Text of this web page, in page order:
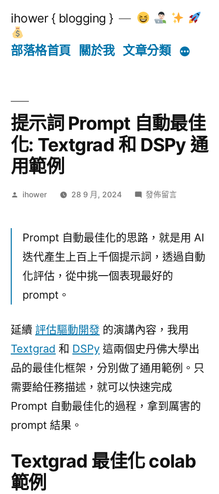
ihower { blogging }
部落格首頁 關於我 文章分類
提示詞 Prompt 自動最佳
化: Textgrad 和 DSPy 通
用範例
作
ihower 28 9 月, 2024
在
詞
自
動
Textgrad
和
通
用
範
例〉
發佈留言
Prompt 自動最佳化的思路，就是用 AI
迭代產生上百上千個提示詞，透過自動
化評估，從中挑一個表現最好的
prompt。
延續 評估驅動開發 的演講內容，我用
Textgrad 和 DSPy 這兩個史丹佛大學出
品的最佳化框架，分別做了通用範例。只
需要給任務描述，就可以快速完成
Prompt 自動最佳化的過程，拿到厲害的
prompt 結果。
Textgrad 最佳化 colab
範例